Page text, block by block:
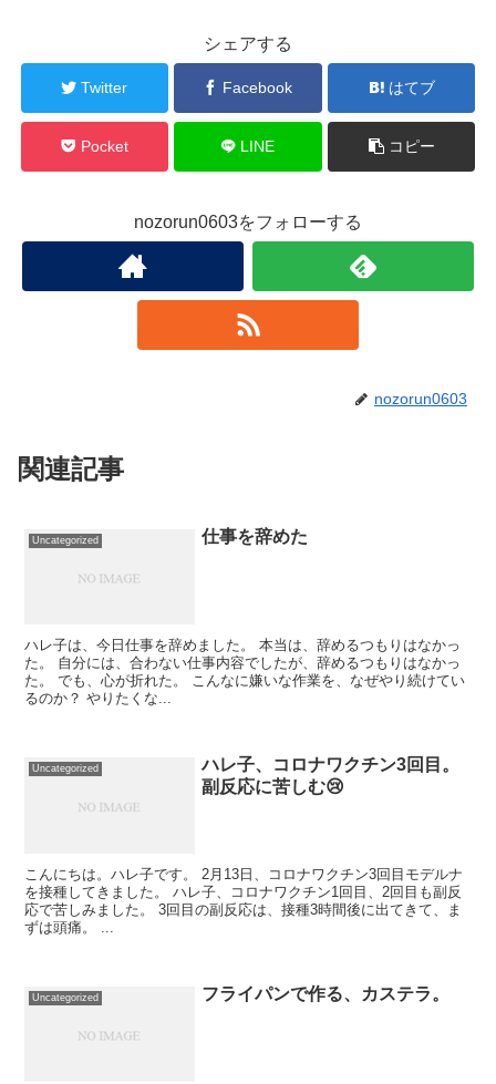
シェアする
Twitter Facebook はてブ
Pocket LINE コピー
nozorun0603をフォローする
nozorun0603
関連記事
Uncategorized 仕事を辞めた
ハレ子は、今日仕事を辞めました。 本当は、辞めるつもりはなかっ
た。 自分には、合わない仕事内容でしたが、辞めるつもりはなかっ
た。 でも、心が折れた。 こんなに嫌いな作業を、なぜやり続けてい
るのか？ やりたくな...
Uncategorized
ハレ子、コロナワクチン3回目。
副反応に苦しむ😢
こんにちは。ハレ子です。 2月13日、コロナワクチン3回目モデルナ
を接種してきました。 ハレ子、コロナワクチン1回目、2回目も副反
応で苦しみました。 3回目の副反応は、接種3時間後に出てきて、ま
ずは頭痛。 ...
Uncategorized フライパンで作る、カステラ。